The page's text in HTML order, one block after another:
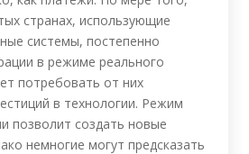
странах, использующие
системы, постепенно
в режиме реального
потребовать от них
в технологии. Режим
позволит создать новые
немногие могут предсказать